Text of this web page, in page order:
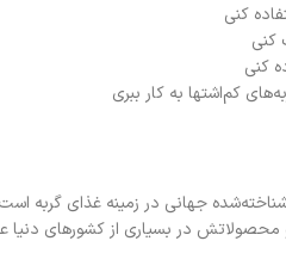
کنی
کنی
کنی
کم‌اشتها به کار ببری
محصولاتش در بسیاری از کشورهای